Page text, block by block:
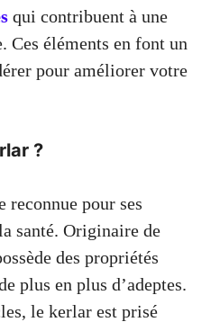
qui contribuent à une
éléments en font un
pour améliorer votre
?
reconnue pour ses
santé. Originaire de
des propriétés
plus en plus d’adeptes.
le kerlar est prisé